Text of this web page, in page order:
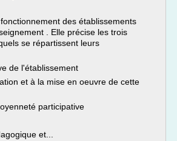
des établissements
. Elle précise les trois
se répartissent leurs
de l'établissement
et à la mise en oeuvre de cette
participative
et...